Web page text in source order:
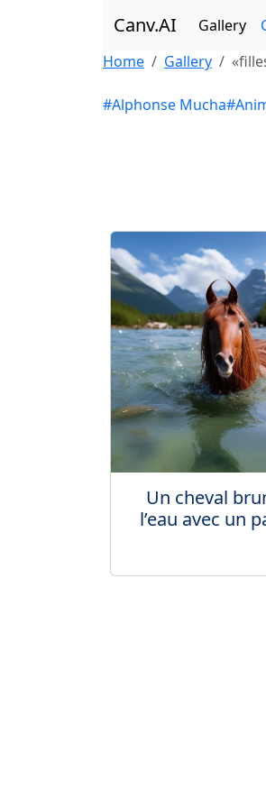
Canv.AI Gallery
Home
Gallery
#Alphonse Mucha
Un cheval
l’eau avec un